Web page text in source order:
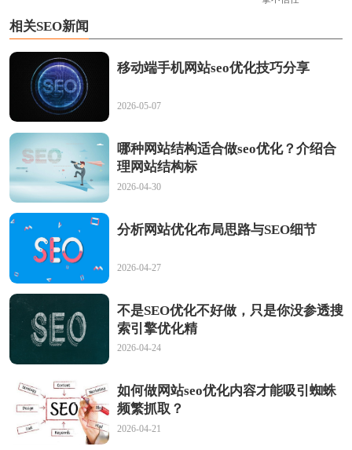
相关SEO新闻
移动端手机网站seo优化技巧分享
2026-05-07
哪种网站结构适合做seo优化？介绍合
理网站结构标
2026-04-30
分析网站优化布局思路与SEO细节
2026-04-27
不是SEO优化不好做，只是你没参透搜
索引擎优化精
2026-04-24
如何做网站seo优化内容才能吸引蜘蛛
频繁抓取？
2026-04-21